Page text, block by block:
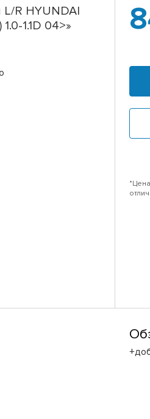
R HYUNDAI
1.1D 04>»